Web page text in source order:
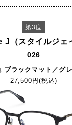
第3位
J（スタイルジェ
026
ブラックマット／グ
27,500円(税込)